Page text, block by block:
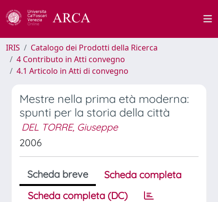
IRIS
Catalogo dei Prodotti della Ricerca
4 Contributo in Atti convegno
4.1 Articolo in Atti di convegno
Mestre nella prima età moderna:
spunti per la storia della città
DEL TORRE, Giuseppe
2006
Scheda breve
Scheda completa
Scheda completa (DC)